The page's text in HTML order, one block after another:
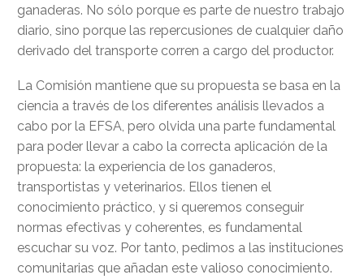
ganaderas. No sólo porque es parte de nuestro trabajo
diario, sino porque las repercusiones de cualquier daño
derivado del transporte corren a cargo del productor.
La Comisión mantiene que su propuesta se basa en la
ciencia a través de los diferentes análisis llevados a
cabo por la EFSA, pero olvida una parte fundamental
para poder llevar a cabo la correcta aplicación de la
propuesta: la experiencia de los ganaderos,
transportistas y veterinarios. Ellos tienen el
conocimiento práctico, y si queremos conseguir
normas efectivas y coherentes, es fundamental
escuchar su voz. Por tanto, pedimos a las instituciones
comunitarias que añadan este valioso conocimiento.